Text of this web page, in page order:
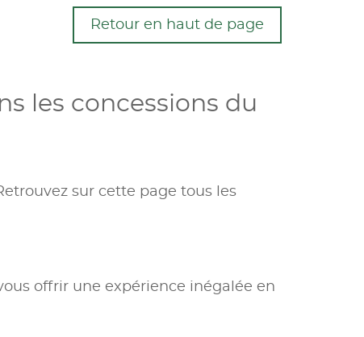
Retour en haut de page
les concessions du
sur cette page tous les
offrir une expérience inégalée en